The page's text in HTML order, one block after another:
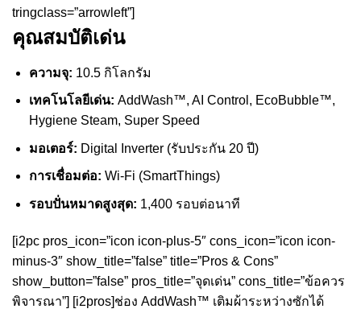
tringclass=”arrowleft”]
คุณสมบัติเด่น
ความจุ: 10.5 กิโลกรัม
เทคโนโลยีเด่น: AddWash™, AI Control, EcoBubble™,
Hygiene Steam, Super Speed
มอเตอร์: Digital Inverter (รับประกัน 20 ปี)
การเชื่อมต่อ: Wi-Fi (SmartThings)
รอบปั่นหมาดสูงสุด: 1,400 รอบต่อนาที
[i2pc pros_icon=”icon icon-plus-5″ cons_icon=”icon icon-
minus-3″ show_title=”false” title=”Pros & Cons”
show_button=”false” pros_title=”จุดเด่น” cons_title=”ข้อควร
พิจารณา”] [i2pros]ช่อง AddWash™ เติมผ้าระหว่างซักได้